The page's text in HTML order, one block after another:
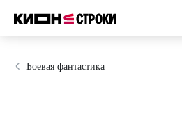
Боевая фантастика